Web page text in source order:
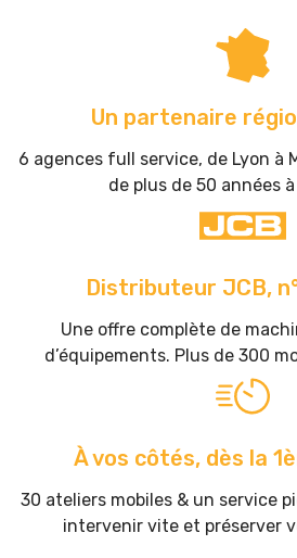
Un partenaire
6 agences full service, de Lyon à
de plus de 50 années
Distributeur JCB,
Une offre complète de
d’équipements. Plus de 300
À vos côtés, dès la
30 ateliers mobiles & un service
intervenir vite et préserver